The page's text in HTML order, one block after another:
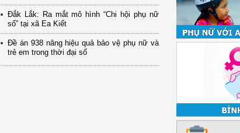
Đắk Lắk: Ra mắt mô hình “Chi hội phụ nữ
số” tại xã Ea Kiết
Đề án 938 nâng hiệu quả bảo vệ phụ nữ và
trẻ em trong thời đại số